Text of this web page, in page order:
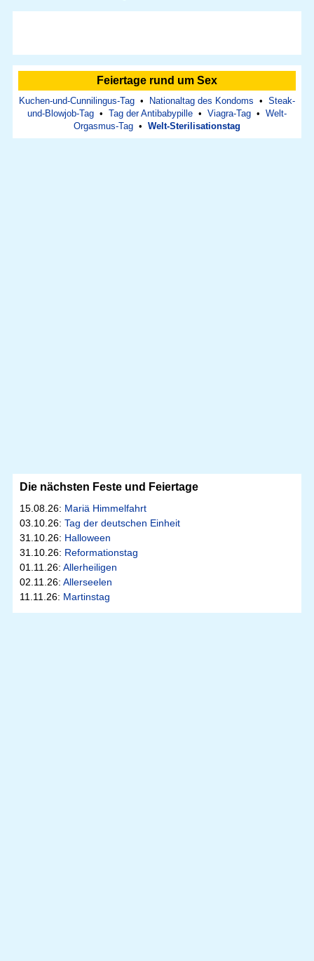
Feiertage rund um Sex
Kuchen-und-Cunnilingus-Tag • Nationaltag des Kondoms • Steak-
und-Blowjob-Tag • Tag der Antibabypille • Viagra-Tag • Welt-
Orgasmus-Tag • Welt-Sterilisationstag
Die nächsten Feste und Feiertage
15.08.26: Mariä Himmelfahrt
03.10.26: Tag der deutschen Einheit
31.10.26: Halloween
31.10.26: Reformationstag
01.11.26: Allerheiligen
02.11.26: Allerseelen
11.11.26: Martinstag